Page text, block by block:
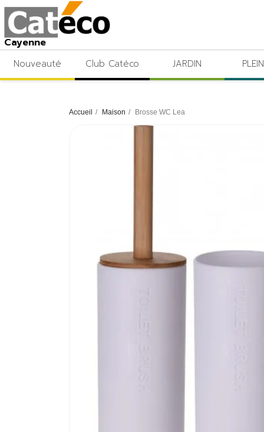
Cayenne
Nouveauté Club Catéco JARDIN
Accueil Maison Brosse WC Lea